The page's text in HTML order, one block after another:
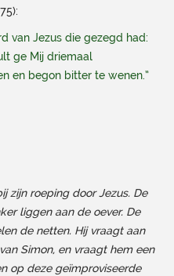
van Jezus die gezegd had:
ge Mij driemaal
en begon bitter te wenen.”
zijn roeping door Jezus. De
liggen aan de oever. De
de netten. Hij vraagt aan
Simon, en vraagt hem een
op deze geïmproviseerde